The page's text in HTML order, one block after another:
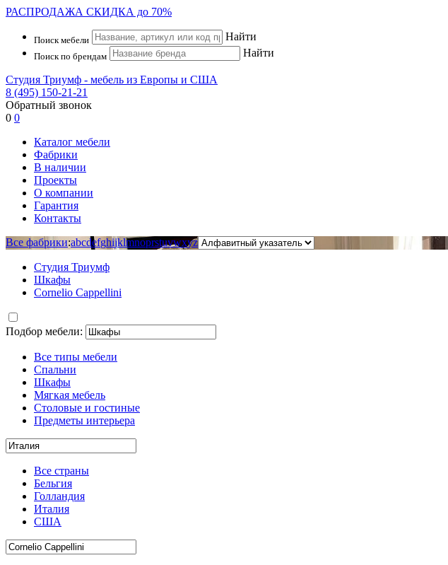
РАСПРОДАЖА СКИДКА до 70%
Поиск мебели Найти
Поиск по брендам Найти
Студия Триумф - мебель из Европы и США
8 (495) 150-21-21
Обратный звонок
0 0
Каталог мебели
Фабрики
В наличии
Проекты
О компании
Гарантия
Контакты
Все фабрики:abcdefghijklmnoprstuvwxyz
Студия Триумф
Шкафы
Cornelio Cappellini
Подбор мебели:
Все типы мебели
Спальни
Шкафы
Мягкая мебель
Столовые и гостиные
Предметы интерьера
Все страны
Бельгия
Голландия
Италия
США